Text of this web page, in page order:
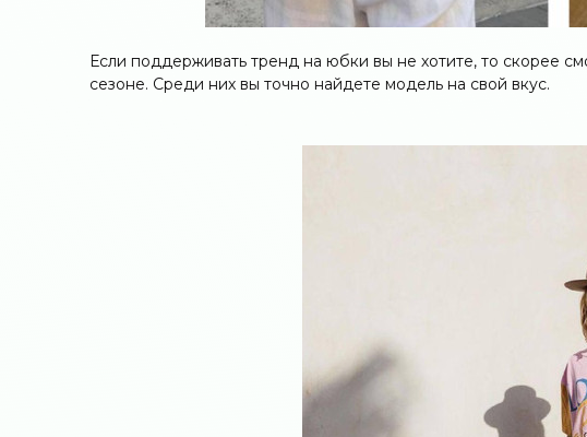
Если поддерживать тренд на юбки вы не хотите, то скорее
сезоне. Среди них вы точно найдете модель на свой вкус.